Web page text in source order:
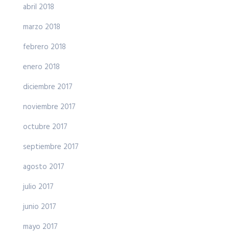
abril 2018
marzo 2018
febrero 2018
enero 2018
diciembre 2017
noviembre 2017
octubre 2017
septiembre 2017
agosto 2017
julio 2017
junio 2017
mayo 2017